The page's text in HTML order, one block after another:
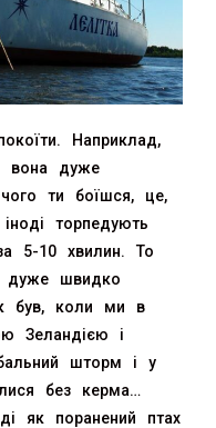
Наприклад,
вона дуже
ти боїшся, це,
торпедують
5-10 хвилин. То
дуже швидко
був, коли ми в
Зеландією і
шторм і у
без керма…
як поранений птах